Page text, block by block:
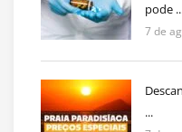
pode
7 de
...